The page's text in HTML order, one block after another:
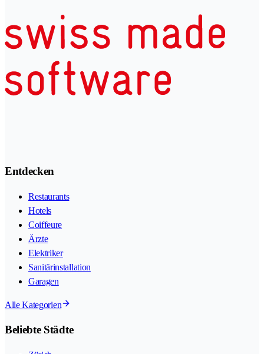
Entdecken
Restaurants
Hotels
Coiffeure
Ärzte
Elektriker
Sanitärinstallation
Garagen
Alle Kategorien
Beliebte Städte